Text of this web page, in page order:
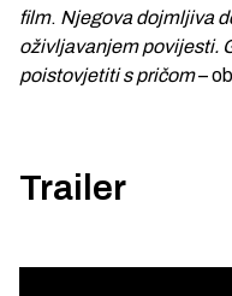
film. Njegova dojmljiva
oživljavanjem povijesti.
poistovjetiti s pričom–
Trailer